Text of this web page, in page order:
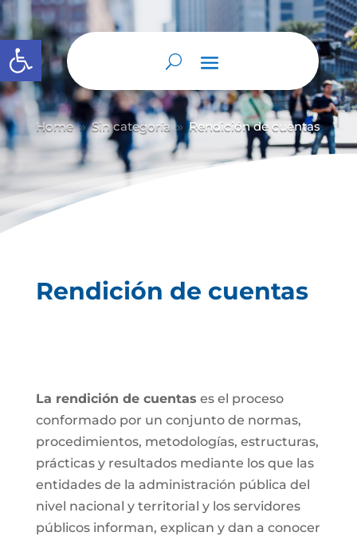
Abrir barra de herramientas
Home 9 Sin categoría 9 Rendición de cuentas
Rendición de cuentas
La rendición de cuentas es el proceso
conformado por un conjunto de normas,
procedimientos, metodologías, estructuras,
prácticas y resultados mediante los que las
entidades de la administración pública del
nivel nacional y territorial y los servidores
públicos informan, explican y dan a conocer